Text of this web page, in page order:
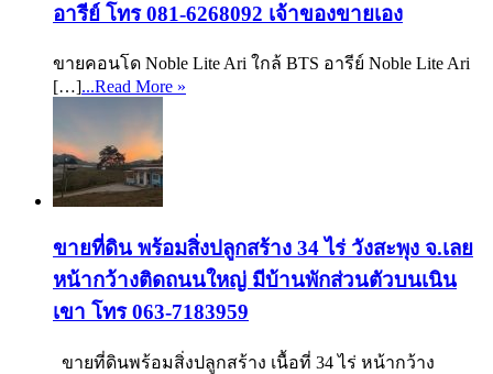
อารีย์ โทร 081-6268092 เจ้าของขายเอง
ขายคอนโด Noble Lite Ari ใกล้ BTS อารีย์ Noble Lite Ari
[…]...Read More »
ขายที่ดิน พร้อมสิ่งปลูกสร้าง 34 ไร่ วังสะพุง จ.เลย
หน้ากว้างติดถนนใหญ่ มีบ้านพักส่วนตัวบนเนิน
เขา โทร 063-7183959
ขายที่ดินพร้อมสิ่งปลูกสร้าง เนื้อที่ 34 ไร่ หน้ากว้าง